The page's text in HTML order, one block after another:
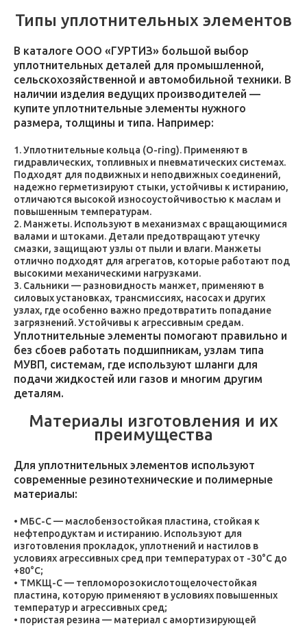
Типы уплотнительных элементов
В каталоге ООО «ГУРТИЗ» большой выбор
уплотнительных деталей для промышленной,
сельскохозяйственной и автомобильной техники. В
наличии изделия ведущих производителей —
купите уплотнительные элементы нужного
размера, толщины и типа. Например:
Уплотнительные кольца (O-ring). Применяют в
гидравлических, топливных и пневматических системах.
Подходят для подвижных и неподвижных соединений,
надежно герметизируют стыки, устойчивы к истиранию,
отличаются высокой износоустойчивостью к маслам и
повышенным температурам.
Манжеты. Используют в механизмах с вращающимися
валами и штоками. Детали предотвращают утечку
смазки, защищают узлы от пыли и влаги. Манжеты
отлично подходят для агрегатов, которые работают под
высокими механическими нагрузками.
Сальники — разновидность манжет, применяют в
силовых установках, трансмиссиях, насосах и других
узлах, где особенно важно предотвратить попадание
загрязнений. Устойчивы к агрессивным средам.
Уплотнительные элементы помогают правильно и
без сбоев работать подшипникам, узлам типа
МУВП, системам, где используют шланги для
подачи жидкостей или газов и многим другим
деталям.
Материалы изготовления и их
преимущества
Для уплотнительных элементов используют
современные резинотехнические и полимерные
материалы:
МБС-С — маслобензостойкая пластина, стойкая к
нефтепродуктам и истиранию. Используют для
изготовления прокладок, уплотнений и настилов в
условиях агрессивных сред при температурах от -30°C до
+80°C;
ТМКЩ-С — тепломорозокислотощелочестойкая
пластина, которую применяют в условиях повышенных
температур и агрессивных сред;
пористая резина — материал с амортизирующей